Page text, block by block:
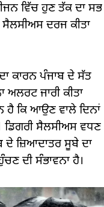
ਵਿੱਚ ਹੁਣ ਤੱਕ ਦਾ ਸਭ
ਸੈਲਸੀਅਸ ਦਰਜ ਕੀਤਾ
ਕਾਰਨ ਪੰਜਾਬ ਦੇ ਸੱਤ
ਅਲਰਟ ਜਾਰੀ ਕੀਤਾ
ਕਿ ਆਉਣ ਵਾਲੇ ਦਿਨਾਂ
ਡਿਗਰੀ ਸੈਲਸੀਅਸ ਵਧਣ
ਜ਼ਿਆਦਾਤਰ ਸੂਬੇ ਦਾ
ਦੀ ਸੰਭਾਵਨਾ ਹੈ।